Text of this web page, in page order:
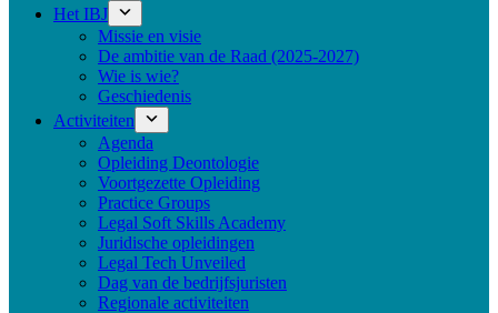
Het IBJ
Missie en visie
De ambitie van de Raad (2025-2027)
Wie is wie?
Geschiedenis
Activiteiten
Agenda
Opleiding Deontologie
Voortgezette Opleiding
Practice Groups
Legal Soft Skills Academy
Juridische opleidingen
Legal Tech Unveiled
Dag van de bedrijfsjuristen
Regionale activiteiten